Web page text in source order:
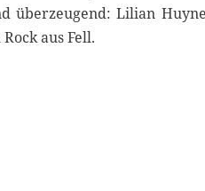
überzeugend: Lilian
aus Fell.